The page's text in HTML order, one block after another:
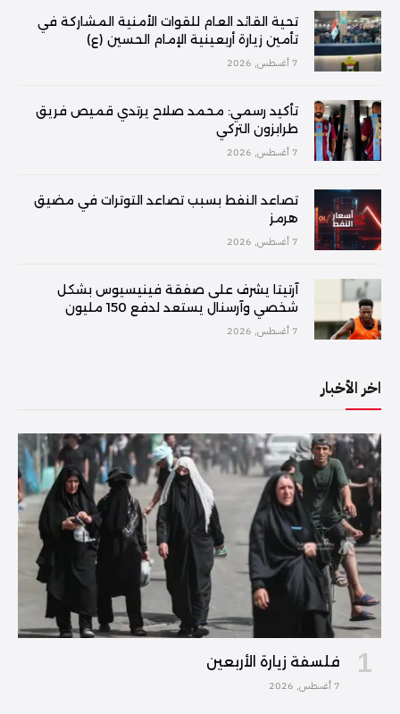
تحية القائد العام للقوات الأمنية المشاركة في
تأمين زيارة أربعينية الإمام الحسين (ع)
7 أغسطس, 2026
تأكيد رسمي: محمد صلاح يرتدي قميص فريق
طرابزون التركي
7 أغسطس, 2026
تصاعد النفط بسبب تصاعد التوترات في مضيق
هرمز
7 أغسطس, 2026
آرتيتا يشرف على صفقة فينيسيوس بشكل
شخصي وآرسنال يستعد لدفع 150 مليون
7 أغسطس, 2026
اخر الأخبار
فلسفة زيارة الأربعين
7 أغسطس, 2026